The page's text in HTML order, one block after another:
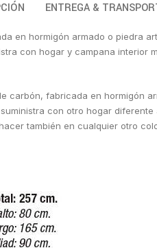
ENTREGA &
en hormigón armado o piedra
con hogar y campana interior
carbón, fabricada en hormigón
con otro hogar
también en cualquier otro